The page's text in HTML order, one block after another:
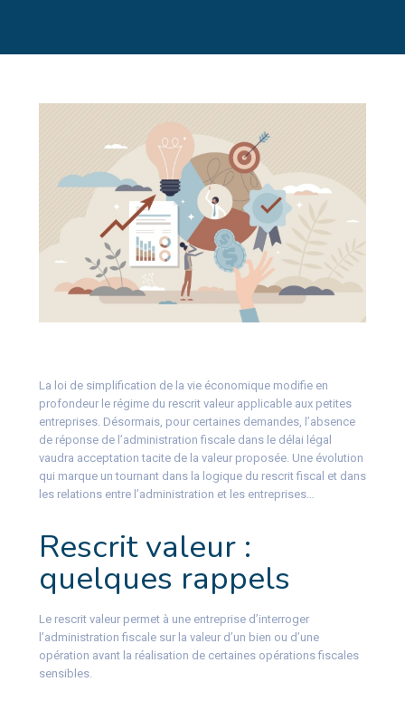
La loi de simplification de la vie économique modifie en
profondeur le régime du rescrit valeur applicable aux petites
entreprises. Désormais, pour certaines demandes, l’absence
de réponse de l’administration fiscale dans le délai légal
vaudra acceptation tacite de la valeur proposée. Une évolution
qui marque un tournant dans la logique du rescrit fiscal et dans
les relations entre l’administration et les entreprises…
Rescrit valeur :
quelques rappels
Le rescrit valeur permet à une entreprise d’interroger
l’administration fiscale sur la valeur d’un bien ou d’une
opération avant la réalisation de certaines opérations fiscales
sensibles.